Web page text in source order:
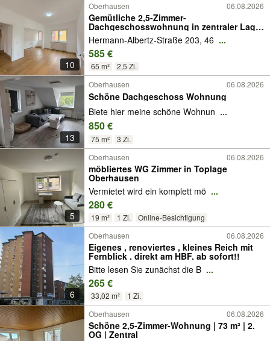
10
Oberhausen 06.08.2026
Gemütliche 2,5-Zimmer-
Dachgeschosswohnung in zentraler Lage
von Oberhausen
Hermann-Albertz-Straße 203, 46 ...
585 €
65 m² 2,5 Zi.
13
Oberhausen 06.08.2026
Schöne Dachgeschoss Wohnung
Biete hier meine schöne Wohnun ...
850 €
75 m² 3 Zi.
5
Oberhausen 06.08.2026
möbliertes WG Zimmer in Toplage
Oberhausen
Vermietet wird ein komplett mö ...
280 €
19 m² 1 Zi. Online-Besichtigung
6
Oberhausen 06.08.2026
Eigenes , renoviertes , kleines Reich mit
Fernblick , direkt am HBF, ab sofort!!
Bitte lesen Sie zunächst die B ...
265 €
33,02 m² 1 Zi.
Oberhausen 06.08.2026
Schöne 2,5-Zimmer-Wohnung | 73 m² | 2.
OG | Zentral